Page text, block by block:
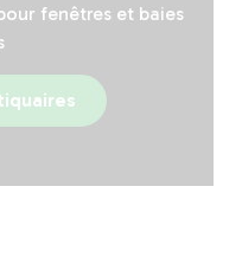
fenêtres et baies